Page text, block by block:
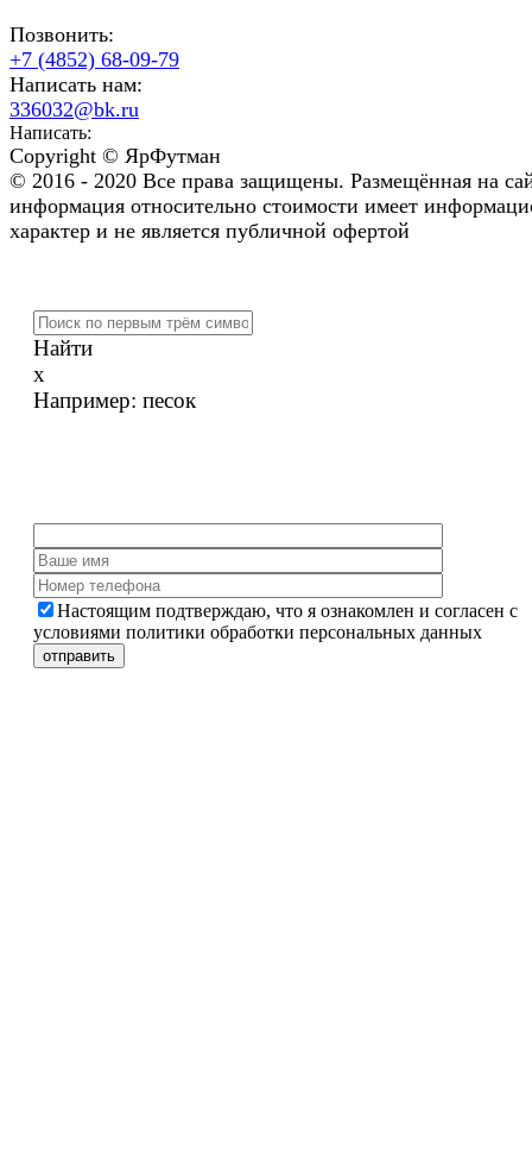
Позвонить:
+7 (4852) 68-09-79
Написать нам:
336032@bk.ru
Написать:
Copyright © ЯрФутман
© 2016 - 2020 Все права защищены. Размещённая на
информация относительно стоимости имеет
характер и не является публичной офертой
Найти
x
Например: песок
Настоящим подтверждаю, что я ознакомлен и согласен с
условиями политики обработки персональных данных